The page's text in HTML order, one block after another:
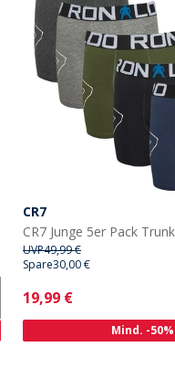
CR7
CR7 Junge 5er Pack
UVP49,99 €
Spare30,00 €
Current
19,99 €
Mind. -50%